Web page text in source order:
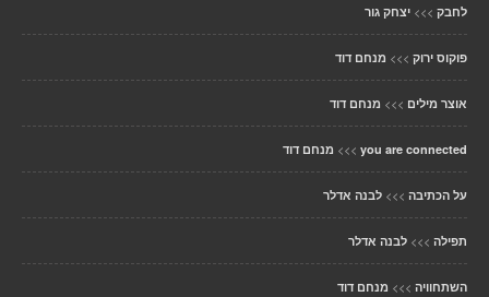
לחבק >>> יצחק גור
פוקוס ירוק >>> מנחם דוד
אוצר מילים >>> מנחם דוד
you are connected
>>> מנחם דוד
על הכתיבה >>> לבנה אדלר
תפילה >>> לבנה אדלר
השתחוויה >>> מנחם דוד